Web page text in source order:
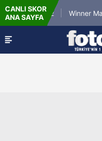
CANLI SKOR
ANA SAYFA
Match 12 Winner Match 2